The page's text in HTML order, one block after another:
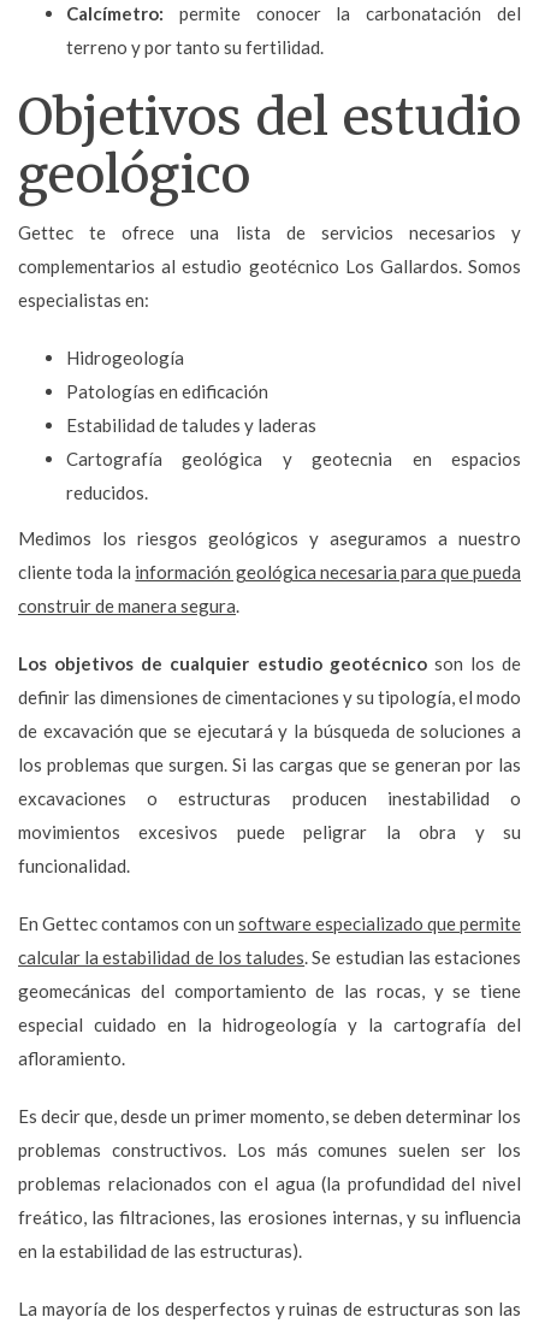
Calcímetro: permite conocer la carbonatación del
terreno y por tanto su fertilidad.
Objetivos del estudio
geológico
Gettec te ofrece una lista de servicios necesarios y
complementarios al estudio geotécnico Los Gallardos. Somos
especialistas en:
Hidrogeología
Patologías en edificación
Estabilidad de taludes y laderas
Cartografía geológica y geotecnia en espacios
reducidos.
Medimos los riesgos geológicos y aseguramos a nuestro
cliente toda la información geológica necesaria para que pueda
construir de manera segura.
Los objetivos de cualquier estudio geotécnicoson los de
definir las dimensiones de cimentaciones y su tipología, el modo
de excavación que se ejecutará y la búsqueda de soluciones a
los problemas que surgen. Si las cargas que se generan por las
excavaciones o estructuras producen inestabilidad o
movimientos excesivos puede peligrar la obra y su
funcionalidad.
En Gettec contamos con un software especializado que permite
calcular la estabilidad de los taludes. Se estudian las estaciones
geomecánicas del comportamiento de las rocas, y se tiene
especial cuidado en la hidrogeología y la cartografía del
afloramiento.
Es decir que, desde un primer momento, se deben determinar los
problemas constructivos. Los más comunes suelen ser los
problemas relacionados con el agua (la profundidad del nivel
freático, las filtraciones, las erosiones internas, y su influencia
en la estabilidad de las estructuras).
La mayoría de los desperfectos y ruinas de estructuras son las